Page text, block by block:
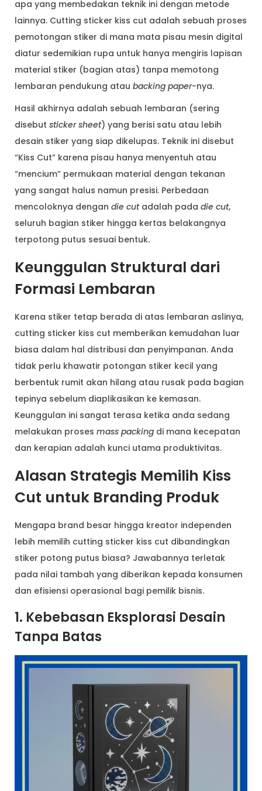
apa yang membedakan teknik ini dengan metode
lainnya. Cutting sticker kiss cut adalah sebuah proses
pemotongan stiker di mana mata pisau mesin digital
diatur sedemikian rupa untuk hanya mengiris lapisan
material stiker (bagian atas) tanpa memotong
lembaran pendukung atau backing paper-nya.
Hasil akhirnya adalah sebuah lembaran (sering
disebut sticker sheet) yang berisi satu atau lebih
desain stiker yang siap dikelupas. Teknik ini disebut
“Kiss Cut” karena pisau hanya menyentuh atau
“mencium” permukaan material dengan tekanan
yang sangat halus namun presisi. Perbedaan
mencoloknya dengan die cutadalah pada die cut,
seluruh bagian stiker hingga kertas belakangnya
terpotong putus sesuai bentuk.
Keunggulan Struktural dari
Formasi Lembaran
Karena stiker tetap berada di atas lembaran aslinya,
cutting sticker kiss cut memberikan kemudahan luar
biasa dalam hal distribusi dan penyimpanan. Anda
tidak perlu khawatir potongan stiker kecil yang
berbentuk rumit akan hilang atau rusak pada bagian
tepinya sebelum diaplikasikan ke kemasan.
Keunggulan ini sangat terasa ketika anda sedang
melakukan proses mass packing di mana kecepatan
dan kerapian adalah kunci utama produktivitas.
Alasan Strategis Memilih Kiss
Cut untuk Branding Produk
Mengapa brand besar hingga kreator independen
lebih memilih cutting sticker kiss cut dibandingkan
stiker potong putus biasa? Jawabannya terletak
pada nilai tambah yang diberikan kepada konsumen
dan efisiensi operasional bagi pemilik bisnis.
1. Kebebasan Eksplorasi Desain
Tanpa Batas